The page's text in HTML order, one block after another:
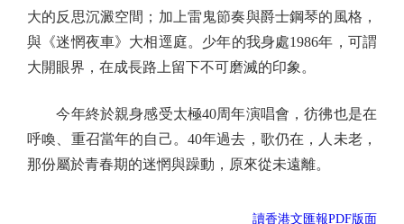
大的反思沉澱空間；加上雷鬼節奏與爵士鋼琴的風格，
與《迷惘夜車》大相逕庭。少年的我身處1986年，可謂
大開眼界，在成長路上留下不可磨滅的印象。
今年終於親身感受太極40周年演唱會，彷彿也是在
呼喚、重召當年的自己。40年過去，歌仍在，人未老，
那份屬於青春期的迷惘與躁動，原來從未遠離。
讀香港文匯報PDF版面